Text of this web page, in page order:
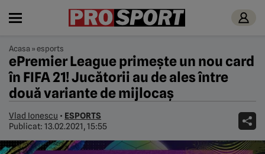
Acasa »esports
ePremier League primește un nou card
în FIFA 21! Jucătorii au de ales între
două variante de mijlocaș
Vlad Ionescu • ESPORTS
Publicat: 13.02.2021, 15:55